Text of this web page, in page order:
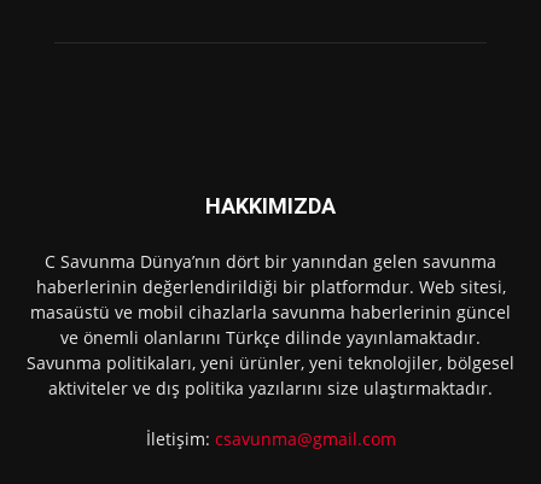
HAKKIMIZDA
C Savunma Dünya’nın dört bir yanından gelen savunma
haberlerinin değerlendirildiği bir platformdur. Web sitesi,
masaüstü ve mobil cihazlarla savunma haberlerinin güncel
ve önemli olanlarını Türkçe dilinde yayınlamaktadır.
Savunma politikaları, yeni ürünler, yeni teknolojiler, bölgesel
aktiviteler ve dış politika yazılarını size ulaştırmaktadır.
İletişim: csavunma@gmail.com